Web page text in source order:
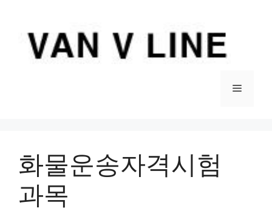
메
화물운송자격시험
과목